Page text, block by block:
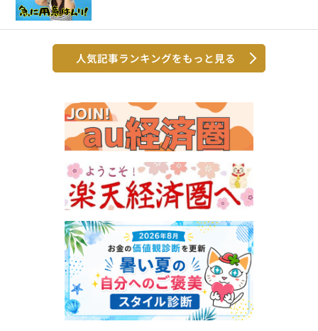
人気記事ランキングをもっと見る